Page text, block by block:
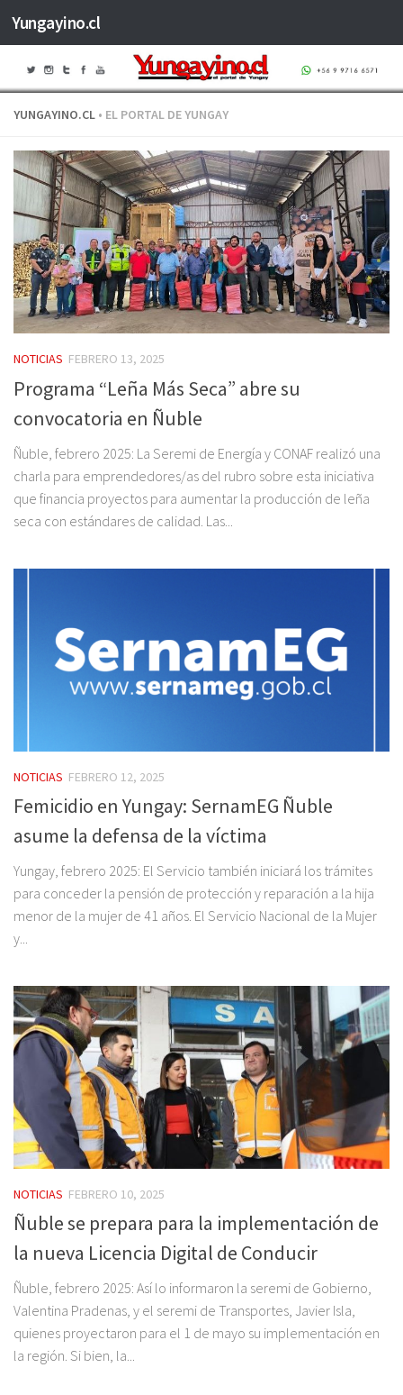
Saltar al contenido
Yungayino.cl
YUNGAYINO.CL • EL PORTAL DE YUNGAY
NOTICIAS FEBRERO 13, 2025
Programa “Leña Más Seca” abre su
convocatoria en Ñuble
Ñuble, febrero 2025: La Seremi de Energía y CONAF realizó una
charla para emprendedores/as del rubro sobre esta iniciativa
que financia proyectos para aumentar la producción de leña
seca con estándares de calidad. Las...
NOTICIAS FEBRERO 12, 2025
Femicidio en Yungay: SernamEG Ñuble
asume la defensa de la víctima
Yungay, febrero 2025: El Servicio también iniciará los trámites
para conceder la pensión de protección y reparación a la hija
menor de la mujer de 41 años. El Servicio Nacional de la Mujer
y...
NOTICIAS FEBRERO 10, 2025
Ñuble se prepara para la implementación de
la nueva Licencia Digital de Conducir
Ñuble, febrero 2025: Así lo informaron la seremi de Gobierno,
Valentina Pradenas, y el seremi de Transportes, Javier Isla,
quienes proyectaron para el 1 de mayo su implementación en
la región. Si bien, la...